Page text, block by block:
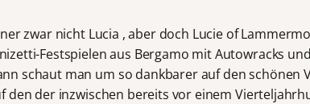
zwar nicht Lucia , aber doch Lucie of
Festspielen aus Bergamo mit Autowracks und
schaut man um so dankbarer auf den schönen
den der inzwischen bereits vor einem